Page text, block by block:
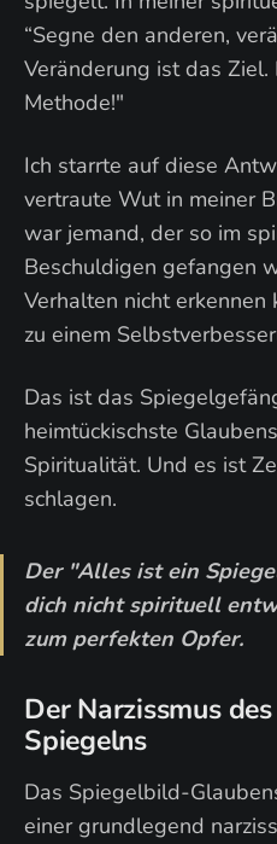
“Segne den anderen,
Veränderung ist das
Methode!"
Ich starrte auf diese
vertraute Wut in meiner
war jemand, der so im
Beschuldigen gefangen
Verhalten nicht erkennen
zu einem
Das ist das
heimtückischste
Spiritualität. Und es ist
schlagen.
Der "Alles ist ein
dich nicht spirituell
zum perfekten Opfer.
Der Narzissmus
Spiegelns
Das Spiegelbild-
einer grundlegend